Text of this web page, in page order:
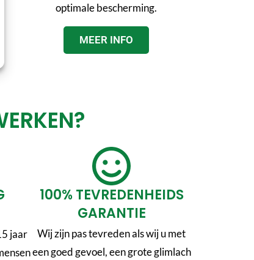
optimale bescherming.
MEER INFO
jaar
100% TEVREDENHEIDS
GARANTIE
Wij zijn pas tevreden als wij u met
een goed gevoel, een grote glimlach